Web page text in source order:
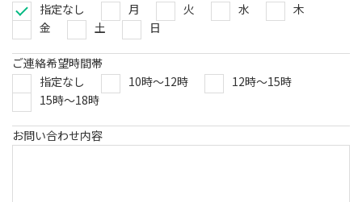
指定なし
月 火 水
木
金
土 日
ご連絡希望時間帯
指定なし
10時～12時
12時～15時
15時～18時
お問い合わせ内容